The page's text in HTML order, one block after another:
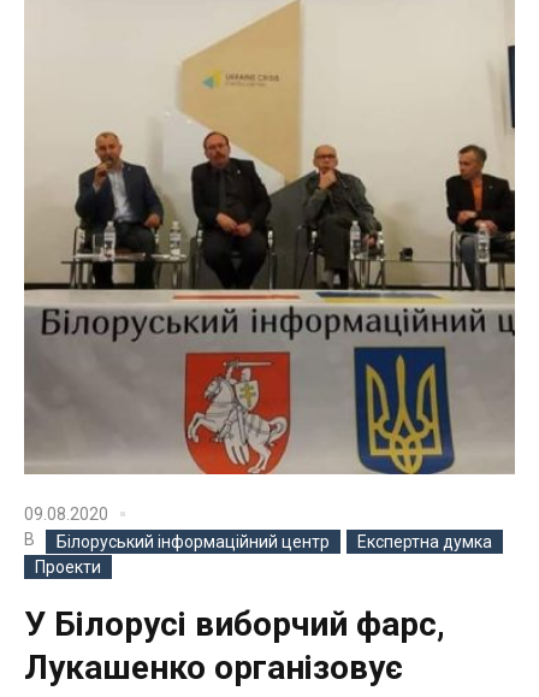
09.08.2020
В
Білоруський інформаційний центр
Експертна думка
Проекти
У Білорусі виборчий фарс,
Лукашенко організовує